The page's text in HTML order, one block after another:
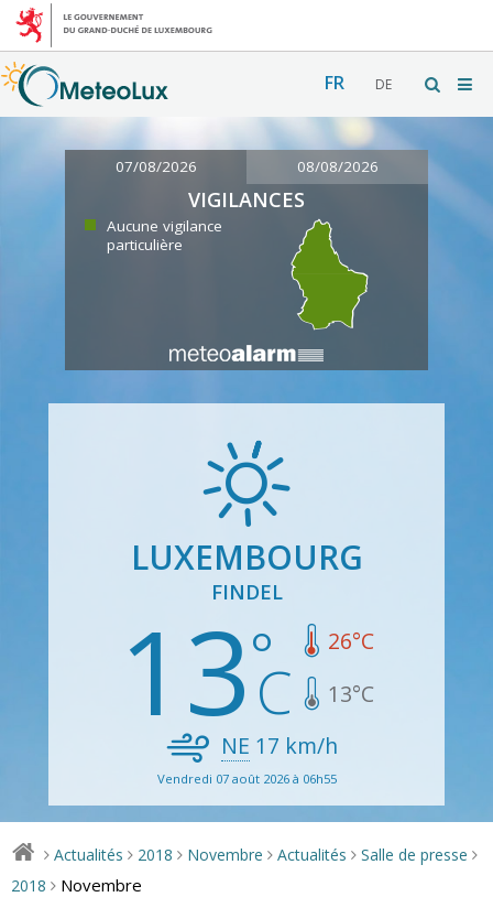
FR DE
07/08/2026 08/08/2026
VIGILANCES
Aucune vigilance
particulière
LUXEMBOURG
FINDEL
13 26°C
13°C
NE 17 km/h
Vendredi 07 août 2026 à 06h55
> Actualités > 2018 > Novembre > Actualités > Salle de presse >
2018 > Novembre